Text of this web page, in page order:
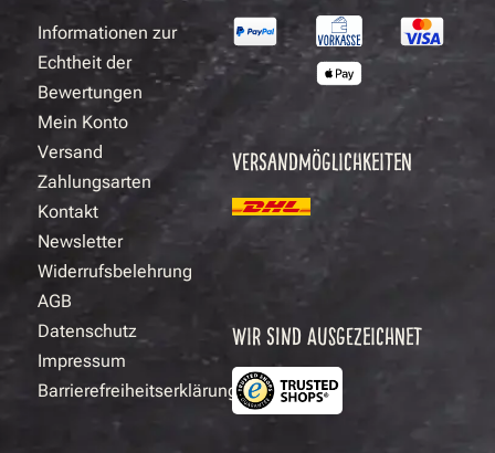
Informationen zur
Echtheit der
Bewertungen
Mein Konto
Versand
Zahlungsarten
Kontakt
Newsletter
Widerrufsbelehrung
AGB
Datenschutz
Impressum
Barrierefreiheitserklärung
VERSANDMÖGLICHKEITEN
WIR SIND AUSGEZEICHNET